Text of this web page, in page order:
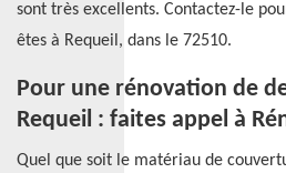
sont très excellents. Contactez-le
êtes à Requeil, dans le 72510.
Pour une rénovation de
Requeil : faites appel à
Quel que soit le matériau de